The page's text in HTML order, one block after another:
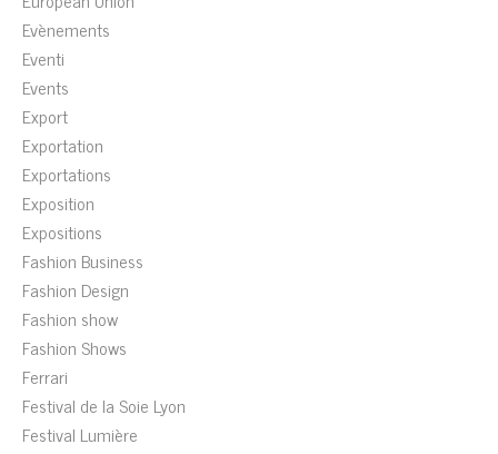
Evènements
Eventi
Events
Export
Exportation
Exportations
Exposition
Expositions
Fashion Business
Fashion Design
Fashion show
Fashion Shows
Ferrari
Festival de la Soie Lyon
Festival Lumière